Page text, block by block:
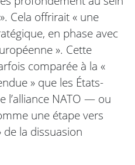
Cela offrirait « une
en phase avec
». Cette
comparée à la «
» que les États-
l’alliance NATO — ou
une étape vers
la dissuasion